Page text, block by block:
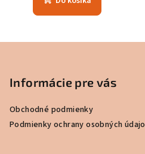
Informácie pre vás
Obchodné podmienky
Podmienky ochrany osobných